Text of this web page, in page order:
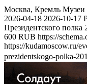
Москва, Кремль Музеи
2026-04-18 2026-10-17
Президентского полка
600 RUB https://
https://kudamoscow.ru/
prezidentskogo-polka-